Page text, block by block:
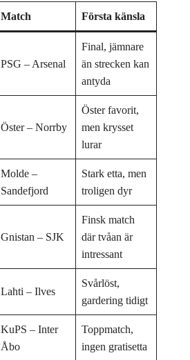
Match Första känsla
PSG – Arsenal
Final, jämnare
än strecken kan
antyda
Öster – Norrby
Öster favorit,
men krysset
lurar
Molde –
Sandefjord
Stark etta, men
troligen dyr
Gnistan – SJK
Finsk match
där tvåan är
intressant
Lahti – Ilves
Svårlöst,
gardering tidigt
KuPS – Inter
Åbo
Toppmatch,
ingen gratisetta